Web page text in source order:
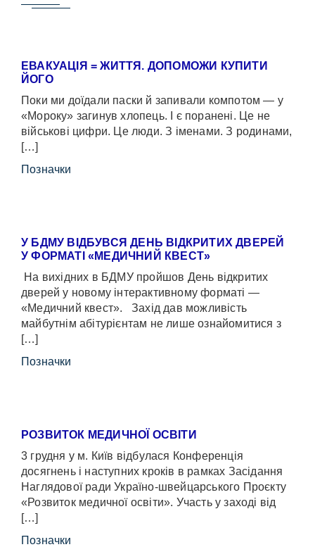
ЕВАКУАЦІЯ = ЖИТТЯ. ДОПОМОЖИ КУПИТИ
ЙОГО
Поки ми доїдали паски й запивали компотом — у
«Мороку» загинув хлопець. І є поранені. Це не
військові цифри. Це люди. З іменами. З родинами,
[…]
Позначки
У БДМУ ВІДБУВСЯ ДЕНЬ ВІДКРИТИХ ДВЕРЕЙ
У ФОРМАТІ «МЕДИЧНИЙ КВЕСТ»
На вихідних в БДМУ пройшов День відкритих
дверей у новому інтерактивному форматі —
«Медичний квест». Захід дав можливість
майбутнім абітурієнтам не лише ознайомитися з
[…]
Позначки
РОЗВИТОК МЕДИЧНОЇ ОСВІТИ
3 грудня у м. Київ відбулася Конференція
досягнень і наступних кроків в рамках Засідання
Наглядової ради Україно-швейцарського Проєкту
«Розвиток медичної освіти». Участь у заході від
[…]
Позначки